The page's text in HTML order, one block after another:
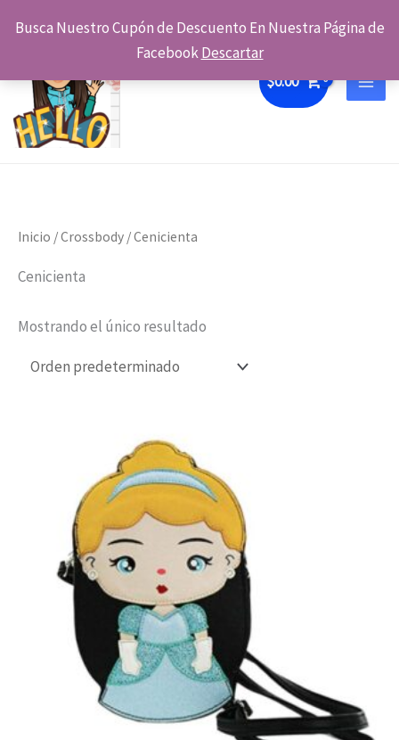
Busca Nuestro Cupón de Descuento En Nuestra Página de
FacebookDescartar
$0.00
Inicio /Crossbody / Cenicienta
Cenicienta
Mostrando el único resultado